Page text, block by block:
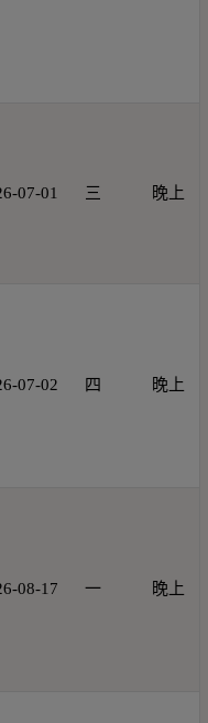
07-01 三 晚上
07-02 四 晚上
08-17 一 晚上